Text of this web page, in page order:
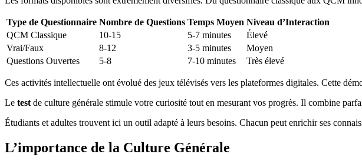
Type de Questionnaire Nombre de Questions Temps Moyen Niveau d’Interaction
QCM Classique
10-15 5-7 minutes
Élevé
Vrai/Faux
8-12 3-5 minutes
Moyen
Questions Ouvertes
5-8 7-10 minutes Très élevé
Ces activités intellectuelle ont évolué des jeux télévisés vers les plateformes digitales. Cette
Le test de culture générale stimule votre curiosité tout en mesurant vos progrès. Il combine
Étudiants et adultes trouvent ici un outil adapté à leurs besoins. Chacun peut enrichir ses
L’importance de la Culture Générale